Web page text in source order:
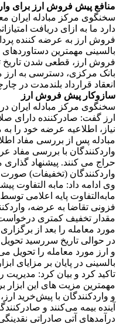
منافع پیش فروش ارز برای
سخنگوی مرکز مبادله ایران
دارد ما به ازای دریافت
فروش ارز به عرضه کننده
بالسینی مهمترین دستاوردهای
فروش ارز، قطعی شدن تاریخ
بانک مرکزی، دسترسی به ارز
انعقاد قرارداد بلندمدت در
سازوکار پیش فروش ارز
سخنگوی مرکز مبادله ایران
ارز گفت: صادرکننده دارای
نیاز، اطلاعیه عرضه خود را
مبادله پس از بررسی مفاد
واردکنندگان با بررسی مفاد
حراج می کنند. پیشنهاد گذاری
واردکنندگان (تخفیفات)
وی ادامه داد: مابه التفاوت
مابه‌التفاوت پایه اعلامی
فزونی تقاضا به عرضه،
مقدار تخفیف کمتری درخواست
مورد معامله را بعد از
در حوالی تاریخ سررسید
و ارز مورد معامله را تحویل
بالسینی در پایان بر مزایای
تاکید کرد و بیان کرد:
مهمترین مزیت های این
و واردکنندگان با پیش‌خرید
آینده بیمه می‌کنند و
درآمدهای آتی صادراتی